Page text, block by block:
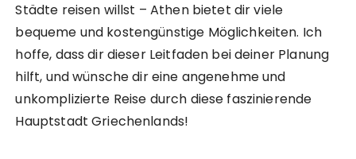
Städte reisen willst – Athen bietet dir viele
bequeme und kostengünstige Möglichkeiten. Ich
hoffe, dass dir dieser Leitfaden bei deiner Planung
hilft, und wünsche dir eine angenehme und
unkomplizierte Reise durch diese faszinierende
Hauptstadt Griechenlands!